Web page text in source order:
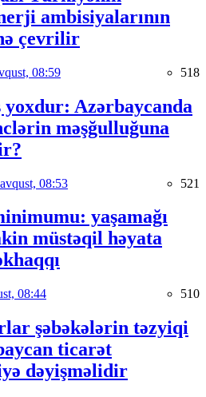
ambisiyalarının
çevrilir
08:59 518
Azərbaycanda
məşğulluğuna
08:53 521
yaşamağı
müstəqil həyata
08:44 510
şəbəkələrin təzyiqi
ticarət
dəyişməlidir